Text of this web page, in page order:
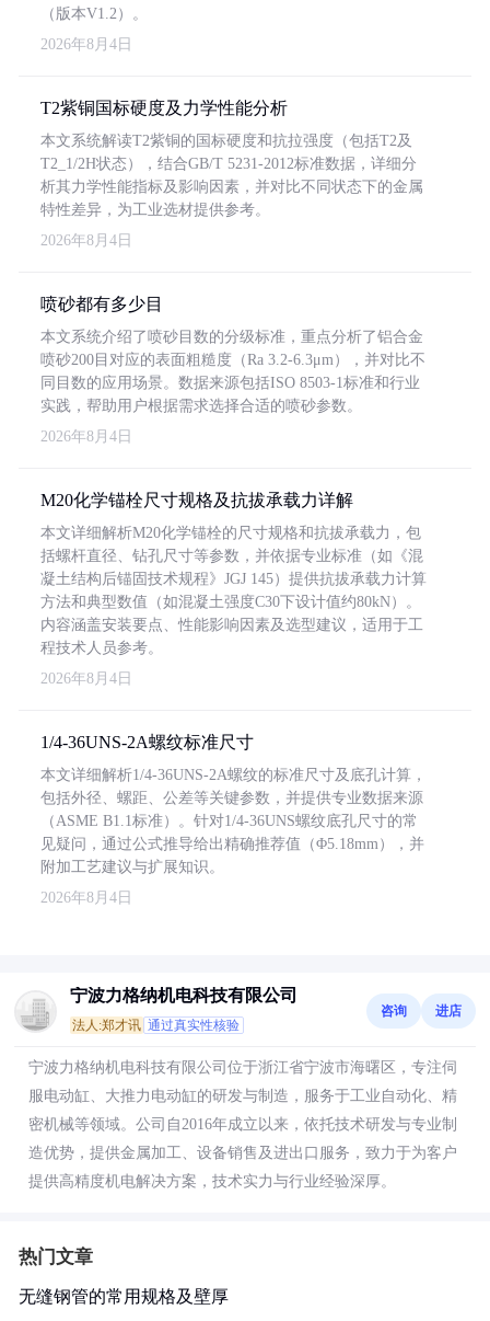
（版本V1.2）。
2026年8月4日
T2紫铜国标硬度及力学性能分析
本文系统解读T2紫铜的国标硬度和抗拉强度（包括T2及
T2_1/2H状态），结合GB/T 5231-2012标准数据，详细分
析其力学性能指标及影响因素，并对比不同状态下的金属
特性差异，为工业选材提供参考。
2026年8月4日
喷砂都有多少目
本文系统介绍了喷砂目数的分级标准，重点分析了铝合金
喷砂200目对应的表面粗糙度（Ra 3.2-6.3μm），并对比不
同目数的应用场景。数据来源包括ISO 8503-1标准和行业
实践，帮助用户根据需求选择合适的喷砂参数。
2026年8月4日
M20化学锚栓尺寸规格及抗拔承载力详解
本文详细解析M20化学锚栓的尺寸规格和抗拔承载力，包
括螺杆直径、钻孔尺寸等参数，并依据专业标准（如《混
凝土结构后锚固技术规程》JGJ 145）提供抗拔承载力计算
方法和典型数值（如混凝土强度C30下设计值约80kN）。
内容涵盖安装要点、性能影响因素及选型建议，适用于工
程技术人员参考。
2026年8月4日
1/4-36UNS-2A螺纹标准尺寸
本文详细解析1/4-36UNS-2A螺纹的标准尺寸及底孔计算，
包括外径、螺距、公差等关键参数，并提供专业数据来源
（ASME B1.1标准）。针对1/4-36UNS螺纹底孔尺寸的常
见疑问，通过公式推导给出精确推荐值（Φ5.18mm），并
附加工艺建议与扩展知识。
2026年8月4日
宁波力格纳机电科技有限公司
法人:郑才讯 通过真实性核验
咨询 进店
宁波力格纳机电科技有限公司位于浙江省宁波市海曙区，专注伺
服电动缸、大推力电动缸的研发与制造，服务于工业自动化、精
密机械等领域。公司自2016年成立以来，依托技术研发与专业制
造优势，提供金属加工、设备销售及进出口服务，致力于为客户
提供高精度机电解决方案，技术实力与行业经验深厚。
热门文章
无缝钢管的常用规格及壁厚